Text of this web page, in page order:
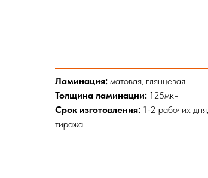
Ламинация: матовая, глянцевая
Толщина ламинации: 125мкн
Срок изготовления: 1-2 рабочих
тиража